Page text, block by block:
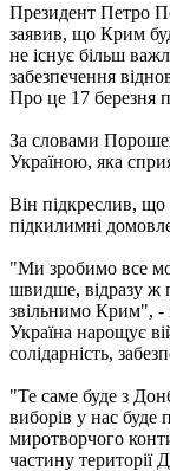
Президент Петро
заявив, що Крим
не існує більш
забезпечення
Про це 17 березня
За словами
Україною, яка
Він підкреслив, що
підкилимні
"Ми зробимо все
швидше, відразу ж
звільнимо Крим", -
Україна нарощує
солідарність,
"Те саме буде з
виборів у нас буде
миротворчого
частину